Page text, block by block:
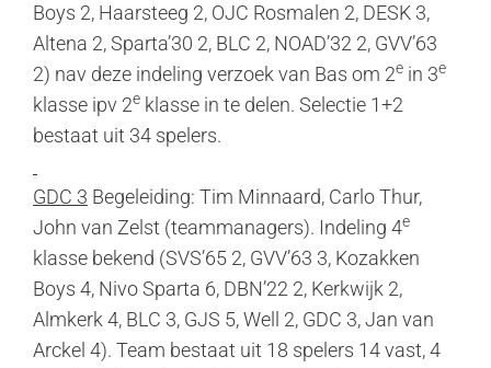
Boys 2, Haarsteeg 2, OJC Rosmalen 2, DESK 3,
Altena 2, Sparta’30 2, BLC 2, NOAD’32 2, GVV’63
2) nav deze indeling verzoek van Bas om 2e in 3e
klasse ipv 2e klasse in te delen. Selectie 1+2
bestaat uit 34 spelers.
GDC 3 Begeleiding: Tim Minnaard, Carlo Thur,
John van Zelst (teammanagers). Indeling 4e
klasse bekend (SVS’65 2, GVV’63 3, Kozakken
Boys 4, Nivo Sparta 6, DBN’22 2, Kerkwijk 2,
Almkerk 4, BLC 3, GJS 5, Well 2, GDC 3, Jan van
Arckel 4). Team bestaat uit 18 spelers 14 vast, 4